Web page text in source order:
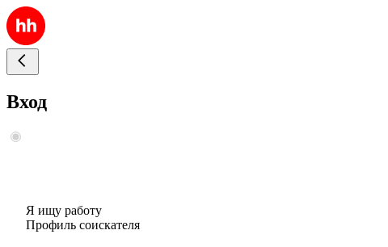
Вход
Я ищу работу
Профиль соискателя